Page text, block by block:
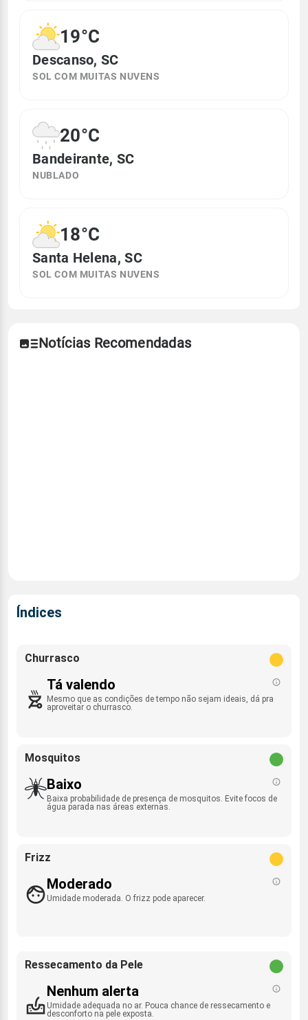
19°C
Descanso, SC
SOL COM MUITAS NUVENS
20°C
Bandeirante, SC
NUBLADO
18°C
Santa Helena, SC
SOL COM MUITAS NUVENS
Notícias Recomendadas
Índices
Churrasco
Tá valendo
Mesmo que as condições de tempo não sejam ideais, dá pra
aproveitar o churrasco.
Mosquitos
Baixo
Baixa probabilidade de presença de mosquitos. Evite focos de
água parada nas áreas externas.
Frizz
Moderado
Umidade moderada. O frizz pode aparecer.
Ressecamento da Pele
Nenhum alerta
Umidade adequada no ar. Pouca chance de ressecamento e
desconforto na pele exposta.